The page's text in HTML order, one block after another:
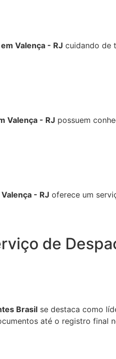
Valença - RJ cuidando de
Valença - RJ possuem
- RJ oferece um
de
Brasil se destaca como
até o registro final